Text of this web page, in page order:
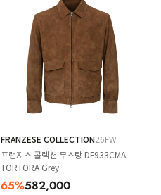
FRANZESE COLLECTION26FW
프랜지스 콜렉션 무스탕 DF933CMA
TORTORA Grey
65%582,000